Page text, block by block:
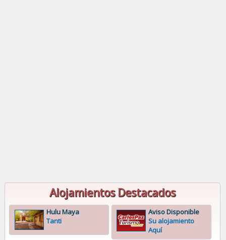
Alojamientos Destacados
Hulu Maya
Tanti
Aviso Disponible
Su alojamiento
Aquí